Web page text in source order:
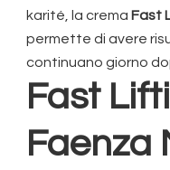
karité, la crema Fast
permette di avere
continuano giorno
Fast
Faenza